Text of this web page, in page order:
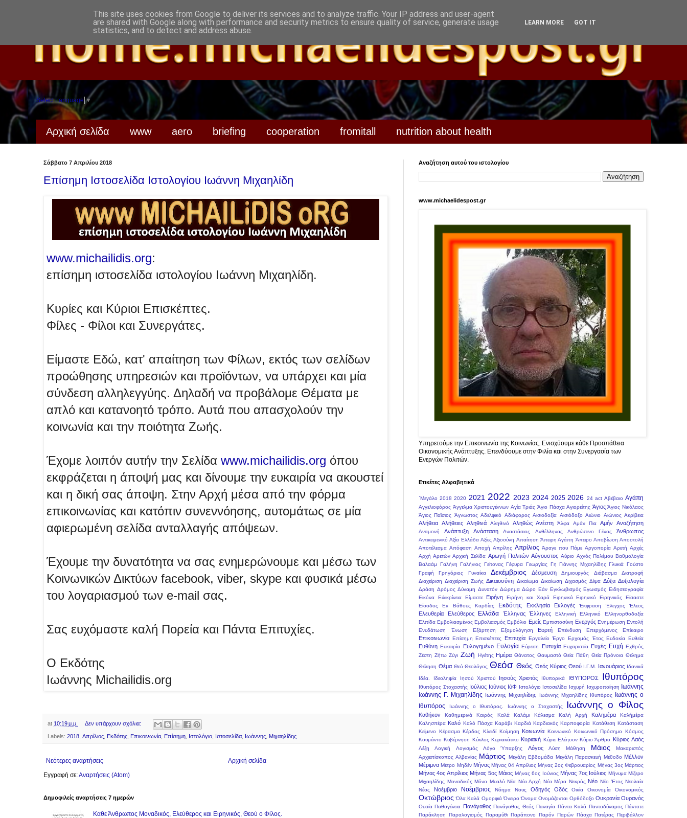
Select Language ▼
Αρχική σελίδα www aero briefing cooperation fromitall nutrition about health
Σάββατο 7 Απριλίου 2018
Επίσημη Ιστοσελίδα Ιστολογίου Ιωάννη Μιχαηλίδη
www.michailidis.org:
επίσημη ιστοσελίδα ιστολογίου Ιωάννη Μιχαηλίδη.
Κυρίες και Κύριοι Επισκέπτες.
Φίλες - Φίλοι και Συνεργάτες.
Είμαστε Εδώ, κατ' απαίτηση των Φίλων, εκτός των σελίδων
προώθησης υπηρεσιών και προϊόντων, να υπάρχει και μία
σύνδεση αλληλεγγύης. Δηλαδή να προβάλομε Θέματα με
απλό και κατανοητό τρόπο. Αυτά που απασχολούν την
κοινωνία και την ποιότητα Ζωής.
Έχομε λοιπόν αυτήν την Σελίδα www.michailidis.org όπου
εκφράζεται η άποψή μας και δίνουμε την ευκαιρία να ακουστεί
και η δική σας άποψη. Στην Αρχή μέσα από την φόρμα
επικοινωνίας και κατόπιν συνεννόησης, αυτομάτως σε μία
αφιερωμένη σελίδα ανταλλαγής απόψεων.
Έχουμε την δυνατότητα να σας ενημερώνουμε και μέσω των
Κοινωνικών Δικτύων facebook, viber, skype και φυσικά μέσω
του λογαριασμού των e-mail σας.
Σας ευχόμαστε καλή Πορεία και Πάντα Επιτυχίες.
Ο Εκδότης
Ιωάννης Michailidis.org
at 10:19 μ.μ. Δεν υπάρχουν σχόλια:
Labels: 2018 Απρίλιος Εκδότης Επικοινωνία Επίσημη Ιστολόγιο Ιστοσελίδα Ιωάννης Μιχαηλίδης
Νεότερες αναρτήσεις
Αρχική σελίδα
Εγγραφή σε:Αναρτήσεις (Atom)
Δημοφιλείς αναρτήσεις 7 ημερών
Καθε Άνθρωπος Μοναδικός, Ελεύθερος και Ειρηνικός, Θεού ο Φίλος.
Αναζήτηση αυτού του ιστολογίου
www.michaelidespost.gr
Υπηρετούμε την Επικοινωνία της Κοινωνίας. Ενισχύουμε κάθε Προσπάθεια
Οικονομικής Ανάπτυξης. Επενδύουμε στην Φιλία και στην Συνεργασία των
Ενεργών Πολιτών.
Ετικέτες Αλφαβητικά
΄Μεγάλο 2018 2020 2021 2022 2023 2024 2025 2026 24 act Αβέβαιο Αγάπη
Αγγελιοφόρος Άγγελμα Χριστουγέννων Αγία Τριάς Άγιο Πάσχα Αγιορείτης Άγιος Άγιος Νικόλαος
Άγιος Παΐσιος Άγνωστος Αδελφικό Αδιάφορος Αισιοδοξία Αισιόδοξο Αιώνιο Αιώνιος Ακρίβεια
Αλήθεια Αλήθειες Αληθινά Αληθινό Αληθώς Ανέστη Άλφα Αμάν Πια Αμήν Αναζήτηση
Αναμονή Ανάπτυξη Ανάσταση Αναστάσιος Ανθέλληνας Ανθρώπινο Γένος Άνθρωπος
Αντικειμενικό Αξία Ελλάδα Αξίες Αξιοσύνη Απαίτηση Άπειρη Αγάπη Άπειρο Αποβίωση Αποστολή
Αποτέλεσμα Απόφαση Αποχή Απρίλης Απρίλιος Άραγε που Πάμε Αργοπορία Αρετή Αρχές
Αρχή Αρετών Αρχική Σελίδα Αρωγή Πολιτών Αύγουστος Αύριο Αχνός Πολέμου Βαθμολογία
Βαλαάμ
Γαλήνη Γαλήνιος Γείτονας Γέφυρα Γεωργίας Γη Γιάννης Μιχαηλίδης Γλυκιά Γούστο
Γραφή
Γρηγόριος Γυναίκα Δεκέμβριος Δέσμευση Δημιουργός Διάβασμα
Διατροφή
Διαχείριση Διαχείριση Ζωής Δικαιοσύνη Δικαίωμα Δικαίωση Διχασμός Δίψα Δόξα Δοξολογία
Δράση Δρόμος Δύναμη Δυνατόν Δώρημα Δώρο Εάν Εγκλωβισμός Εγωισμός Ειδησεογραφία
Εικόνα
Ειλικρίνεια Είμαστε Ειρήνη Ειρήνη και Χαρά Ειρηνικά Ειρηνικό Ειρηνικός
Είσαστε
Είσοδος
Εκ Βάθους Καρδίας Εκδότης Εκκλησία Εκλογές Έκφραση Έλεγχος Έλεος
Ελευθερία Ελεύθερος Ελλάδα Έλληνας Έλληνες Ελληνική Ελληνικό
Ελληνορθοδοξία
Ελπίδα Εμβολιασμένος Εμβολιασμός Εμβόλιο Εμείς Εμπιστοσύνη Ενεργός Ενημέρωση Εντολή
Ενυδάτωση
Ένωση Εξάρτηση Εξομολόγηση Εορτή Επένδυση Επερχόμενος Επίκαιρο
Επικοινωνία Επίσημη Επισκέπτες Επιτυχία Εργαλείο Έργο Ερχομός Έτος Ευδοκία Ευθεία
Ευθύνη Ευκαιρία Ευλογημένο Ευλογία Εύρεση Ευτυχία Ευχαριστία Ευχές Ευχή Εχθρός
Ζέστη Ζήτω Ζύγι Ζωή Ηγέτης Ημέρα Θάνατος Θαυμαστό Θεία Πάθη Θεία Πρόνοια Θέλημα
Θέληση Θέμα Θεό Θεολόγος Θεόσ Θεός Θεός Κύριος Θεού Ι.Γ.Μ. Ιανουάριος Ιδανικά
Ιδέα. Ιδεοληψία Ιησού Χριστού Ιησούς Χριστός Ιθυπορικά ΙΘΥΠΟΡΟΣ Ιθυπόρος
Ιθυπόρος Στοχαστής Ιούλιος Ιούνιος ΙόΦ Ιστολόγιο Ιστοσελίδα Ισχυρή Ισχυροποίηση Ιωάννης
Ιωάννης Γ. Μιχαηλίδης Ιωάννης Μιχαηλίδης Ιωάννης Μιχαηλίδης Ιθυπόρος Ιωάννης ο
Ιθυπόρος
Ιωάννης ο Ιθυπόρος. Ιωάννης ο Στοχαστής Ιωάννης ο Φίλος
Καθήκον Καθημερινά Καιρός Καλά Καλάμι Κάλεσμα Καλή Αρχή Καλημέρα
Καλήμέρα
Καλησπέρα Καλό Καλό Πάσχα Καράβι Καρδιά Καρδιακός Καρποφορία Κατάθεση Κατάσταση
Κείμενο
Κέρασμα Κέρδος Κλειδί Κοίμηση Κοινωνία Κοινωνικό Κοινωνικό Πρόσημο
Κόσμος
Κουμάντο Κυβέρνηση Κύκλος Κυριακάτικο Κυριακή Κύριε Ελέησον Κύριο Άρθρο Κύριος Λαός
Λέξη Λογική Λογισμός Λόγο Ύπαρξης Λόγος Λύση Μάθηση Μάιος
Μακαριστός
Αρχιεπίσκοπος Αλβανίας Μάρτιος Μεγάλη Εβδομάδα Μεγάλη Παρασκευή Μέθοδο Μέλλον
Μέριμνα Μέτρο Μηδέν Μήνας Μήνας 04 Απρίλιος Μήνας 2ος Φεβρουαρίος Μήνας 3ος Μάρτιος
Μήνας 4ος Απρίλιος Μήνας 5ος Μάιος Μήνας 6ος Ιούνιος Μήνας 7ος Ιούλιος Μήνυμα Μίζερο
Μιχαηλίδης Μοναδικός Μόνο Μυαλό Νέα Νέα Αρχή Νέα Μέρα Νεκρός Νέο Νέο Έτος Νεολαία
Νέος
Νοέμβριο Νοέμβριος Νόημα Νους Οδηγός Οδός Οικία Οικονομία Οικονομικός
Οκτώβριος Όλα Καλά Ομορφιά Όνειρο Όνομα Ονομάζονται Ορθόδοξο Ουκρανία Ουρανός
Ουσία Παθογένεια Πανάγαθος Πανάγαθος Θεός Παναγία Πάντα Καλά Παντοδύναμος Πάντοτε
Παράκληση
Παραλογισμός Παραμύθι Παράπονο Παρόν Παρών Πάσχα Πατέρας Περιβάλλον
This site uses cookies from Google to deliver its services and to analyze traffic. Your IP address and user-agent
are shared with Google along with performance and security metrics to ensure quality of service, generate usage
statistics, and to detect and address abuse.
LEARN MORE GOT IT